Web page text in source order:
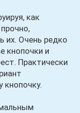
как
их. Очень редко
кнопочки и
Практически
кнопочку.